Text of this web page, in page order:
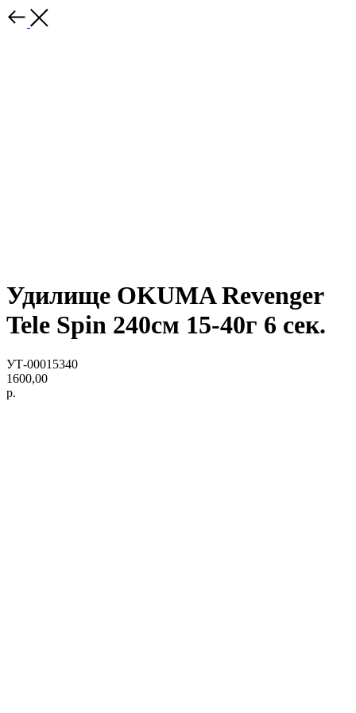
Удилище OKUMA Revenger
Tele Spin 240см 15-40г 6 сек.
УТ-00015340
1600,00
р.